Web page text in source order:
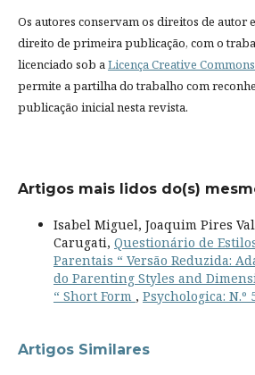
Os autores conservam os direitos de autor
direito de primeira publicação, com o
licenciado sob aLicença Creative
permite a partilha do trabalho com
publicação inicial nesta revista.
Artigos mais lidos do(s)
Isabel Miguel, Joaquim Pires
Carugati, Questionário de
Parentais “ Versão Reduzida:
do Parenting Styles and
“ Short Form , Psychologica: N.º
Artigos Similares